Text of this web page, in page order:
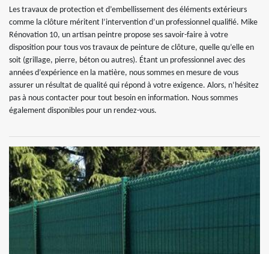
Les travaux de protection et d’embellissement des éléments extérieurs
comme la clôture méritent l’intervention d’un professionnel qualifié. Mike
Rénovation 10, un artisan peintre propose ses savoir-faire à votre
disposition pour tous vos travaux de peinture de clôture, quelle qu’elle en
soit (grillage, pierre, béton ou autres). Étant un professionnel avec des
années d’expérience en la matière, nous sommes en mesure de vous
assurer un résultat de qualité qui répond à votre exigence. Alors, n’hésitez
pas à nous contacter pour tout besoin en information. Nous sommes
également disponibles pour un rendez-vous.